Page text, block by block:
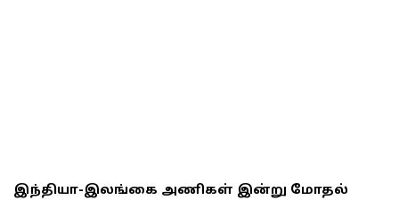
இந்தியா-இலங்கை அணிகள் இன்று மோதல்